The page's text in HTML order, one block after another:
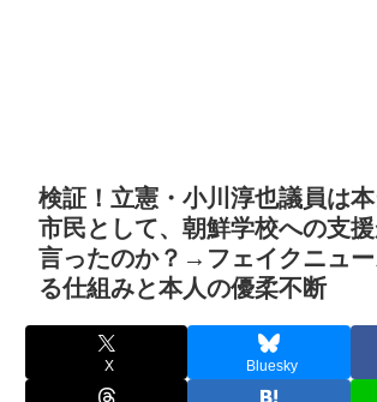
検証！立憲・小川淳也議員は
市民として、朝鮮学校への支
言ったのか？→フェイクニュ
る仕組みと本人の優柔不断
X Bluesky